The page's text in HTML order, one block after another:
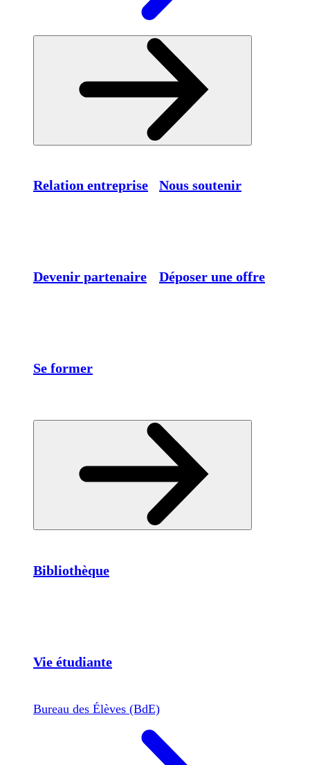
Relation entreprise Nous soutenir
Devenir partenaire Déposer une offre
Se former
Bibliothèque
Vie étudiante
Bureau des Élèves (BdE)